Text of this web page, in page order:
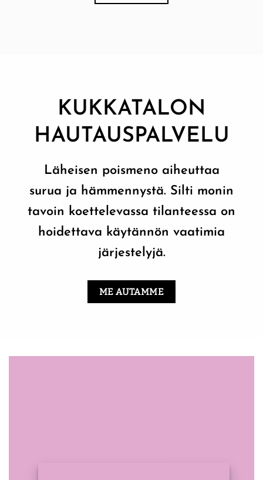
KUKKATALON
HAUTAUS­PALVELU
Läheisen poismeno aiheuttaa
surua ja hämmennystä. Silti monin
tavoin koettele­vassa tilanteessa on
hoidettava käytännön vaatimia
järjestelyjä.
ME AUTAMME